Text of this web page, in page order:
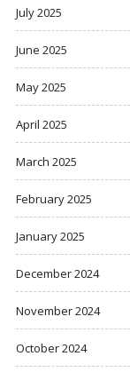
July 2025
June 2025
May 2025
April 2025
March 2025
February 2025
January 2025
December 2024
November 2024
October 2024